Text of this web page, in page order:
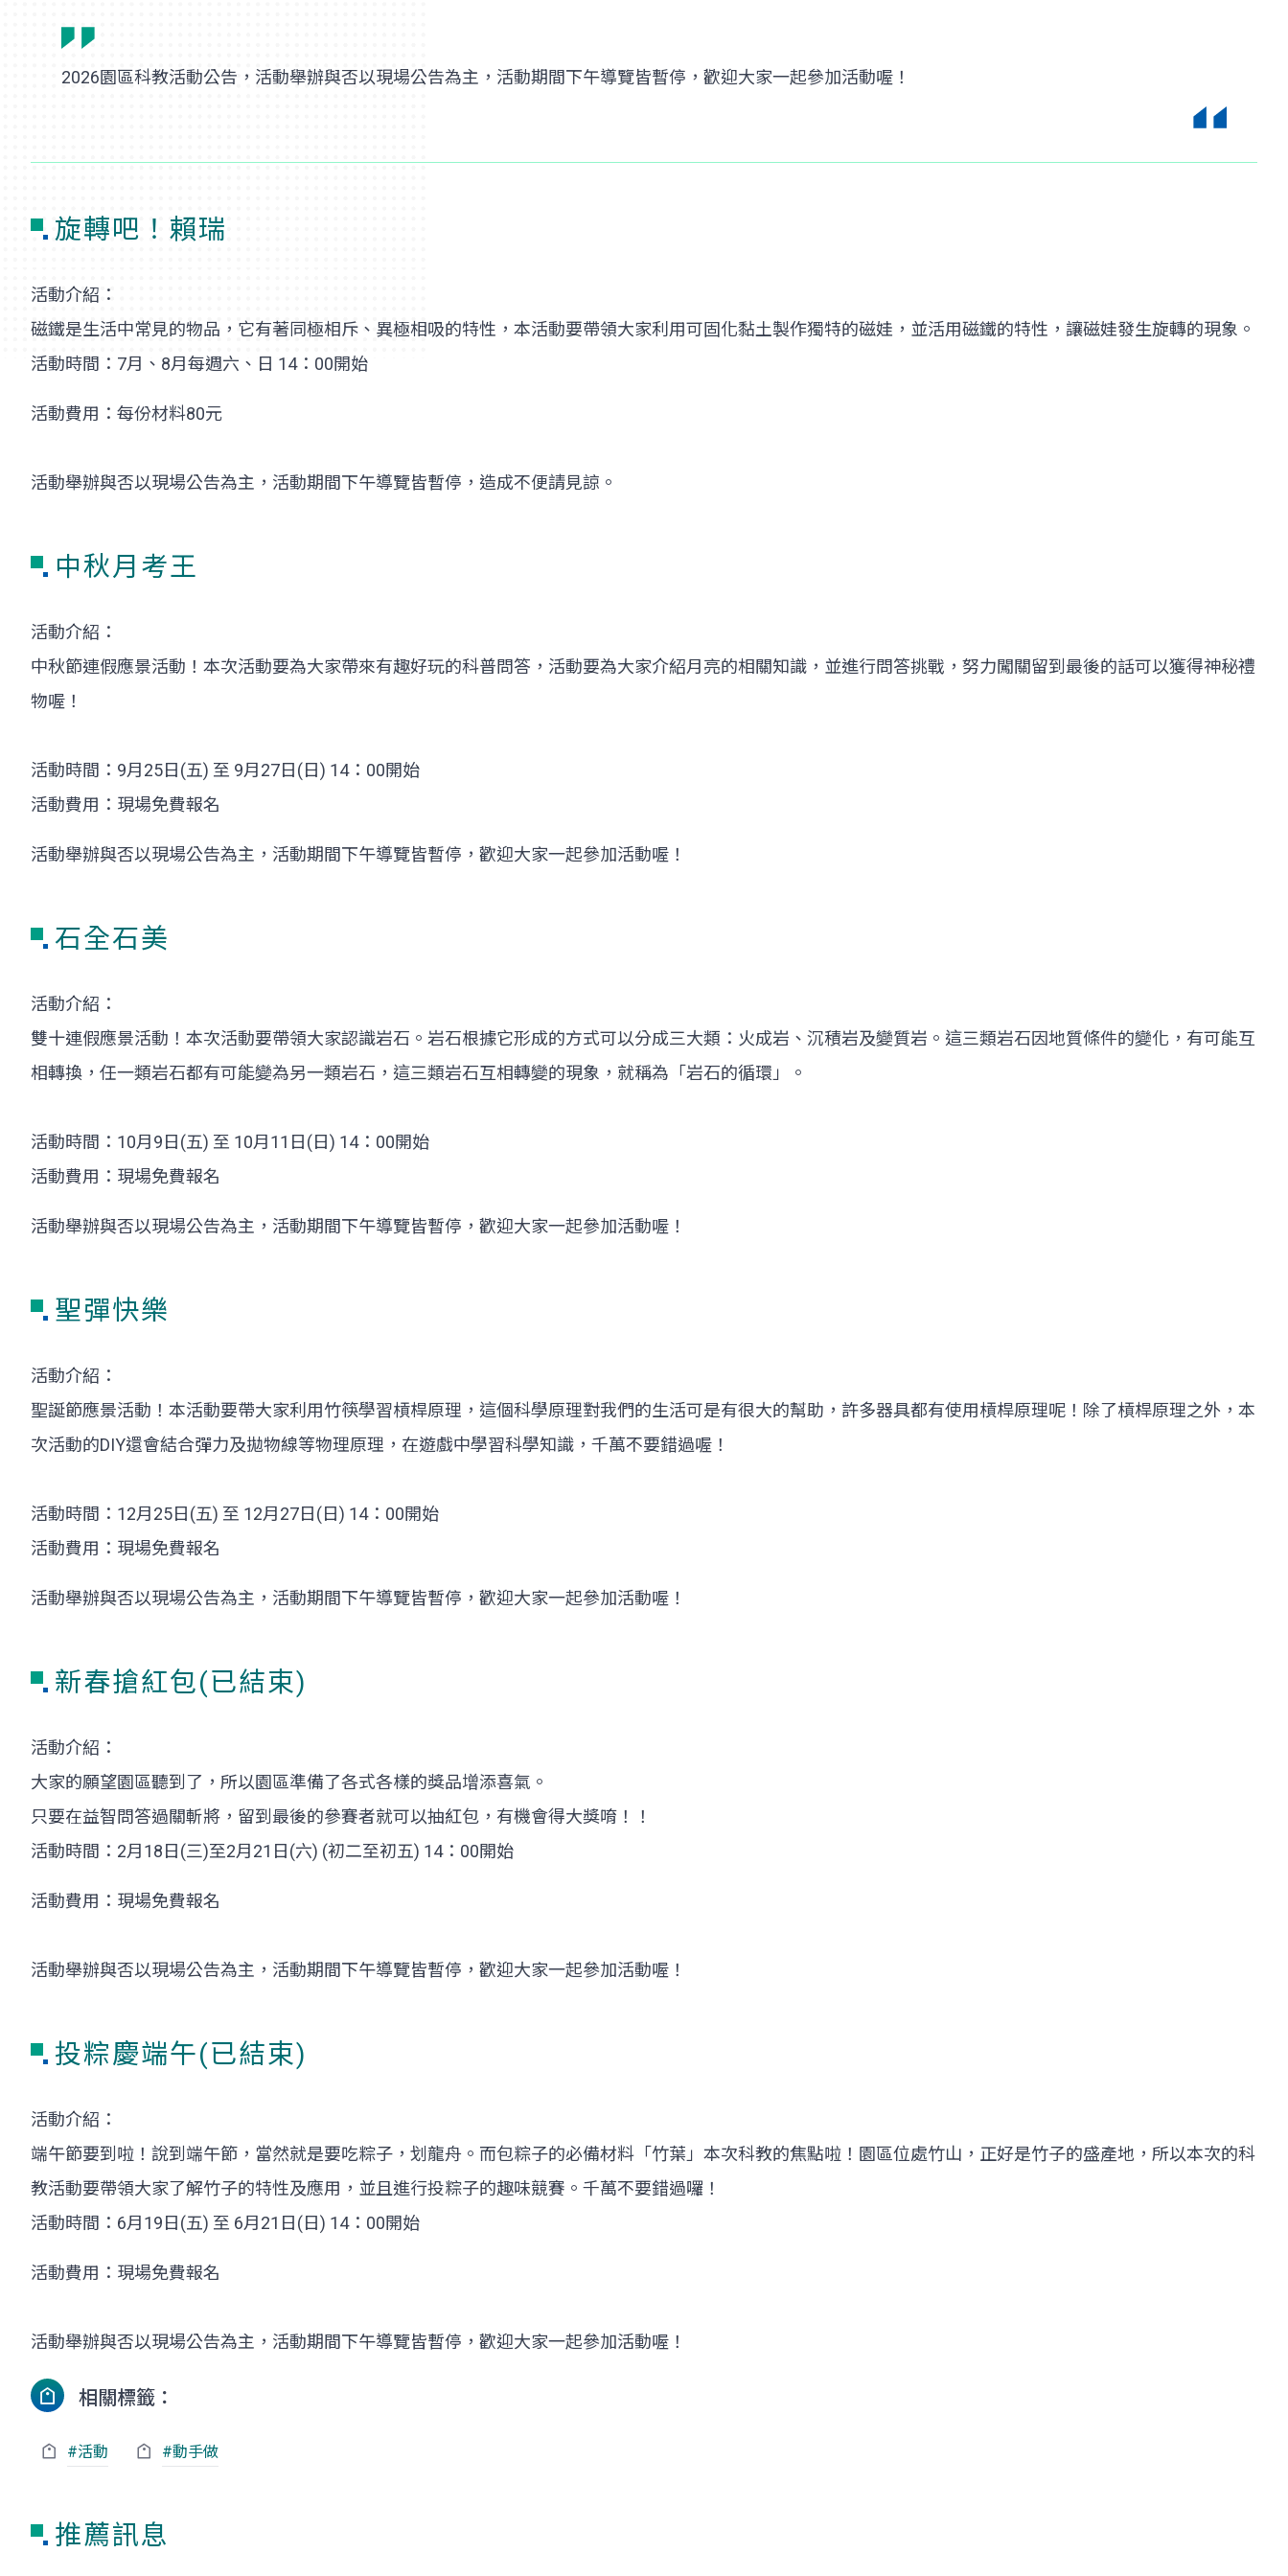
2026園區科教活動公告，活動舉辦與否以現場公告為主，活動期間下午導覽皆暫停，歡迎大家一起參加活動喔！
旋轉吧！賴瑞
活動介紹：
磁鐵是生活中常見的物品，它有著同極相斥、異極相吸的特性，本活動要帶領大家利用可固化黏土製作獨特的磁娃，並活用磁鐵的特性，讓磁娃發生旋轉的現象。
活動時間：7月、8月每週六、日 14：00開始
活動費用：每份材料80元
活動舉辦與否以現場公告為主，活動期間下午導覽皆暫停，造成不便請見諒。
中秋月考王
活動介紹：
中秋節連假應景活動！本次活動要為大家帶來有趣好玩的科普問答，活動要為大家介紹月亮的相關知識，並進行問答挑戰，努力闖關留到最後的話可以獲得神秘禮
物喔！
活動時間：9月25日(五) 至 9月27日(日) 14：00開始
活動費用：現場免費報名
活動舉辦與否以現場公告為主，活動期間下午導覽皆暫停，歡迎大家一起參加活動喔！
石全石美
活動介紹：
雙十連假應景活動！本次活動要帶領大家認識岩石。岩石根據它形成的方式可以分成三大類：火成岩、沉積岩及變質岩。這三類岩石因地質條件的變化，有可能互
相轉換，任一類岩石都有可能變為另一類岩石，這三類岩石互相轉變的現象，就稱為「岩石的循環」。
活動時間：10月9日(五) 至 10月11日(日) 14：00開始
活動費用：現場免費報名
活動舉辦與否以現場公告為主，活動期間下午導覽皆暫停，歡迎大家一起參加活動喔！
聖彈快樂
活動介紹：
聖誕節應景活動！本活動要帶大家利用竹筷學習槓桿原理，這個科學原理對我們的生活可是有很大的幫助，許多器具都有使用槓桿原理呢！除了槓桿原理之外，本
次活動的DIY還會結合彈力及拋物線等物理原理，在遊戲中學習科學知識，千萬不要錯過喔！
活動時間：12月25日(五) 至 12月27日(日) 14：00開始
活動費用：現場免費報名
活動舉辦與否以現場公告為主，活動期間下午導覽皆暫停，歡迎大家一起參加活動喔！
新春搶紅包(已結束)
活動介紹：
大家的願望園區聽到了，所以園區準備了各式各樣的獎品增添喜氣。
只要在益智問答過關斬將，留到最後的參賽者就可以抽紅包，有機會得大獎唷！！
活動時間：2月18日(三)至2月21日(六) (初二至初五) 14：00開始
活動費用：現場免費報名
活動舉辦與否以現場公告為主，活動期間下午導覽皆暫停，歡迎大家一起參加活動喔！
投粽慶端午(已結束)
活動介紹：
端午節要到啦！說到端午節，當然就是要吃粽子，划龍舟。而包粽子的必備材料「竹葉」本次科教的焦點啦！園區位處竹山，正好是竹子的盛產地，所以本次的科
教活動要帶領大家了解竹子的特性及應用，並且進行投粽子的趣味競賽。千萬不要錯過囉！
活動時間：6月19日(五) 至 6月21日(日) 14：00開始
活動費用：現場免費報名
活動舉辦與否以現場公告為主，活動期間下午導覽皆暫停，歡迎大家一起參加活動喔！
相關標籤：
#活動 #動手做
推薦訊息